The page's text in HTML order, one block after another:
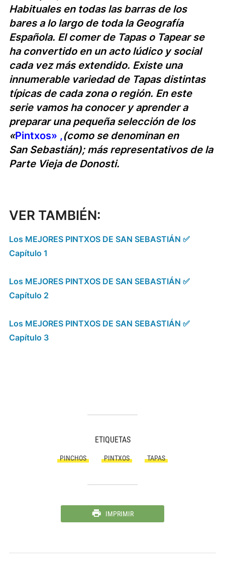
Habituales en todas las barras de los
bares a lo largo de toda la Geografía
Española. El comer de Tapas o Tapear se
ha convertido en un acto lúdico y social
cada vez más extendido. Existe una
innumerable variedad de Tapas distintas
típicas de cada zona o región. En este
serie vamos ha conocer y aprender a
preparar una pequeña selección de los
«Pintxos» ,(como se denominan en
San Sebastián); más representativos de la
ParteVieja de Donosti.
VER TAMBIÉN:
Los MEJORES PINTXOS DE SAN SEBASTIÁN ✅
Capítulo 1
Los MEJORES PINTXOS DE SAN SEBASTIÁN ✅
Capítulo 2
Los MEJORES PINTXOS DE SAN SEBASTIÁN ✅
Capítulo 3
ETIQUETAS
PINCHOS PINTXOS TAPAS
IMPRIMIR